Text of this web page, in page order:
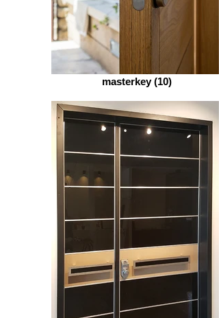
masterkey (10)